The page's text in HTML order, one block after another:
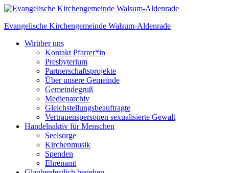
Skip
content
Evangelische Kirchengemeinde Walsum-Aldenrade
Wirüber uns
Kontakt Pfarrer*in
Presbyterium
Partnerschaftsprojekte
Über unsere Gemeinde
Gemeindegruß
Medienarchiv
Gleichstellungs­beauftragte
Vertrauenspersonen sexualisierte Gewalt
Handelnaktiv für Menschen
Seelsorge
Kirchenmusik
Spenden
Ehrenamt